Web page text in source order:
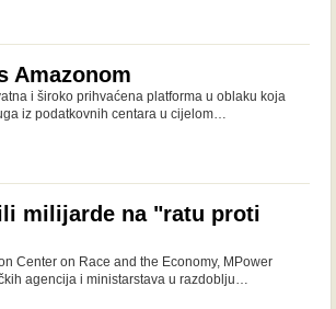
Amazonom
i široko prihvaćena platforma u oblaku koja
iz podatkovnih centara u cijelom…
milijarde na "ratu proti
Center on Race and the Economy, MPower
agencija i ministarstava u razdoblju…